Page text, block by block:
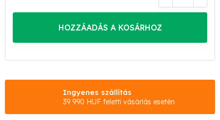
HOZZÁADÁS A KOSÁRHOZ
Ingyenes szállítás
39 990 HUF feletti vásárlás esetén